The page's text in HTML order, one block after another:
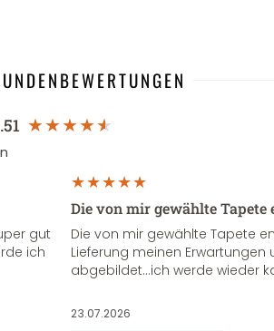
gut
ich
Die von mir gewählte
Die von mir gewählte Tapete
Lieferung meinen Erwartungen
abgebildet...ich werde wieder
23.07.2026